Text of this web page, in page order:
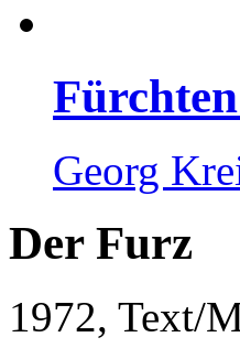
Georg
Der Furz
1972, Text/